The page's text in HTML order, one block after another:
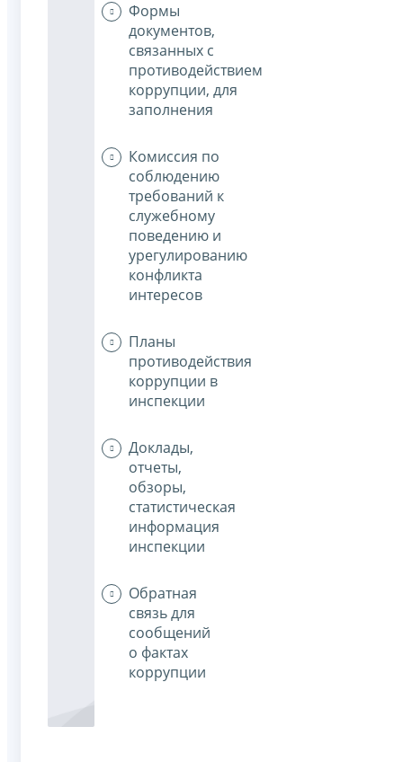
Формы
документов,
связанных с
противодействием
коррупции, для
заполнения
Комиссия по
соблюдению
требований к
служебному
поведению и
урегулированию
конфликта
интересов
Планы
противодействия
коррупции в
инспекции
Доклады,
отчеты,
обзоры,
статистическая
информация
инспекции
Обратная
связь для
сообщений
о фактах
коррупции